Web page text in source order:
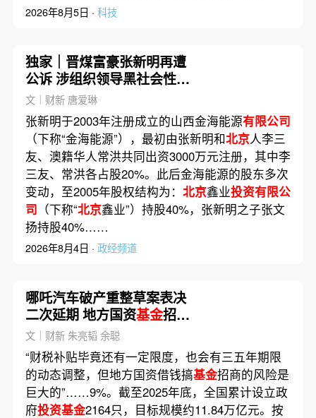
2026年8月5日 · 科技
独家｜晋煤富豪张新明再遭
公诉 涉组织领导黑社会性质
组织等17宗罪名
文｜财新 唐爱琳
张新明于2003年注册成立的山西金海能源有限公司
（下称“金海能源”），最初由张新明和北京人李三
友、澳籍华人常洪共同出资3000万元注册，其中李
三友、常洪各占股20%。此后金海能源的股东多次
变动，至2005年股权结构为： 北京鑫业投资有限公
司 （下称“北京鑫业”）持股40%，张新明之子张文
扬持股40%……
2026年8月4日 · 政经频道
哪吒汽车破产重整草案表决
二次延期 地方国资基金招商
风险再审视(含视频)
文｜财新 朱亮韬 余聪
“财税补贴毕竟还有一定限度，也会有三五年期限
的动态调整，但地方国资借钱搞基金招商的风险是
巨大的”……9%。截至2025年底，全国累计设立政
府投资基金2164只，目标规模约11.84万亿元。按